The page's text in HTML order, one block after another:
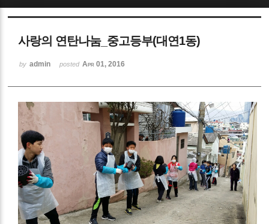
사랑의 연탄나눔_중고등부(대연1동)
by admin posted Apr 01, 2016
Sketchbook5, 스케치북5
Sketchbook5, 스케치북5